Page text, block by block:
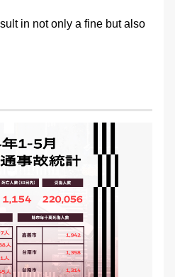
雙語詞彙
English
in not only a fine but also